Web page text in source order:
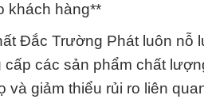
khách hàng**
Đắc Trường Phát luôn nỗ
cấp các sản phẩm chất
và giảm thiểu rủi ro liên